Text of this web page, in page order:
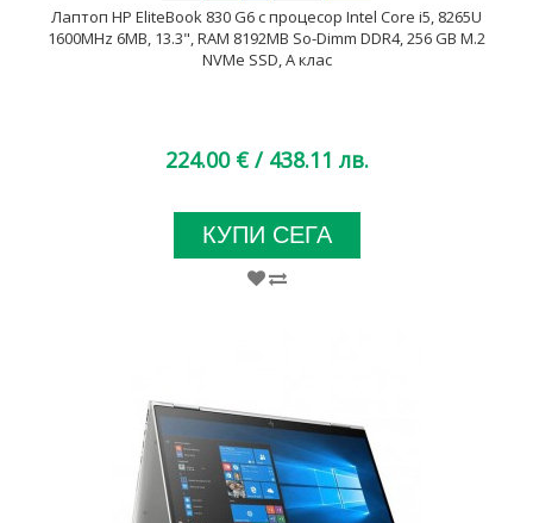
Лаптоп HP EliteBook 830 G6 с процесор Intel Core i5, 8265U
1600MHz 6MB, 13.3", RAM 8192MB So-Dimm DDR4, 256 GB M.2
NVMe SSD, A клас
224.00 € / 438.11 лв.
КУПИ СЕГА